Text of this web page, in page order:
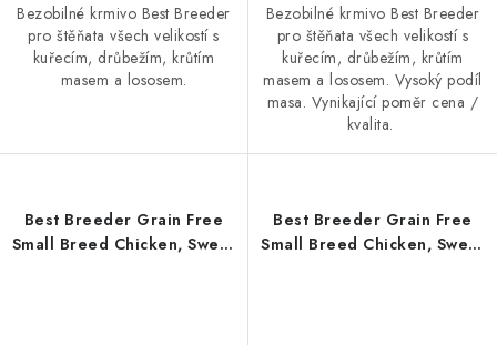
Bezobilné krmivo Best Breeder
pro štěňata všech velikostí s
kuřecím, drůbežím, krůtím
masem a lososem.
Bezobilné krmivo Best Breeder
pro štěňata všech velikostí s
kuřecím, drůbežím, krůtím
masem a lososem. Vysoký podíl
masa. Vynikající poměr cena /
kvalita.
Best Breeder Grain Free
Small Breed Chicken, Sweet
Best Breeder Grain Free
Small Breed Chicken, Sweet